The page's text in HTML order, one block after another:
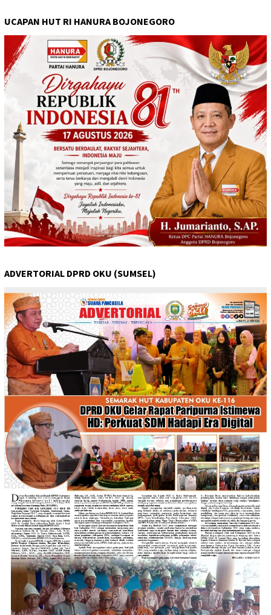
UCAPAN HUT RI HANURA BOJONEGORO
ADVERTORIAL DPRD OKU (SUMSEL)